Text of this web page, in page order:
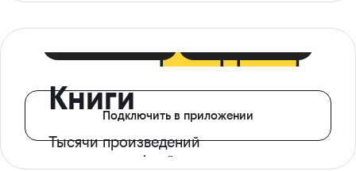
Книги
Тысячи произведений
с доступом офлайн
Подключить в приложении